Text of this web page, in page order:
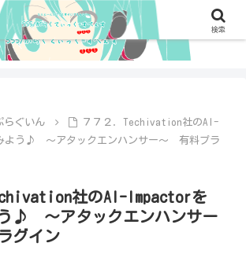
らぐいん
７７２．Techivation社のAI-
よう♪ ～アタックエンハンサー～ 有料プラ
社のAI-Impactorを
♪ ～アタックエンハンサー
グイン
検索